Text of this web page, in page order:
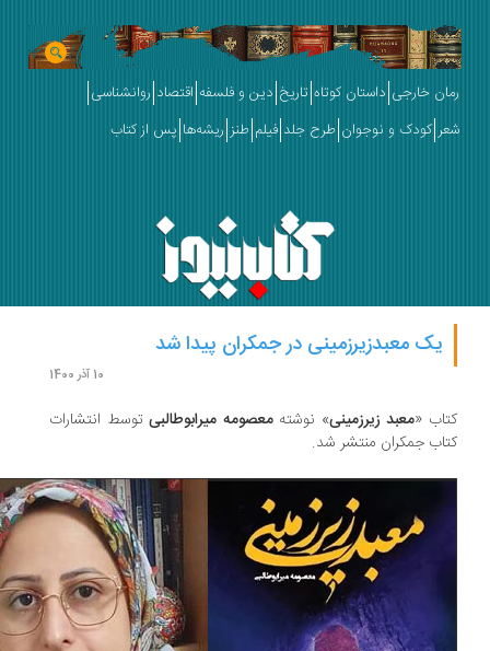
خارجی داستان کوتاه تاریخ دین و فلسفه اقتصاد روانشناسی
کودک و نوجوان طرح جلد فیلم طنز ریشه‌ها پس از کتاب
یک معبدزیرزمینی در جمکران پیدا شد
معبد زیرزمینی» نوشته معصومه میرابوطالبیتوسط انتشارات
جمکران منتشر شد.